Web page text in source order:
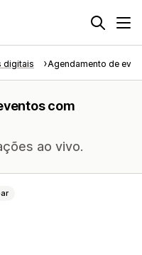
digitais Agendamento de
com
ao vivo.